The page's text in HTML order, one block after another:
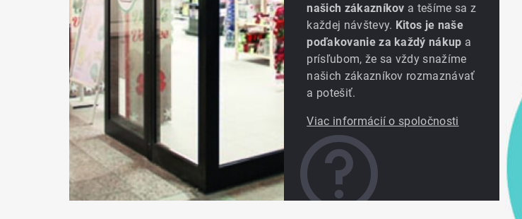
našich zákazníkov a tešíme sa z
každej návštevy. Kitos je naše
poďakovanie za každý nákup a
prísľubom, že sa vždy snažíme
našich zákazníkov rozmaznávať
a potešiť.
Viac informácií o spoločnosti